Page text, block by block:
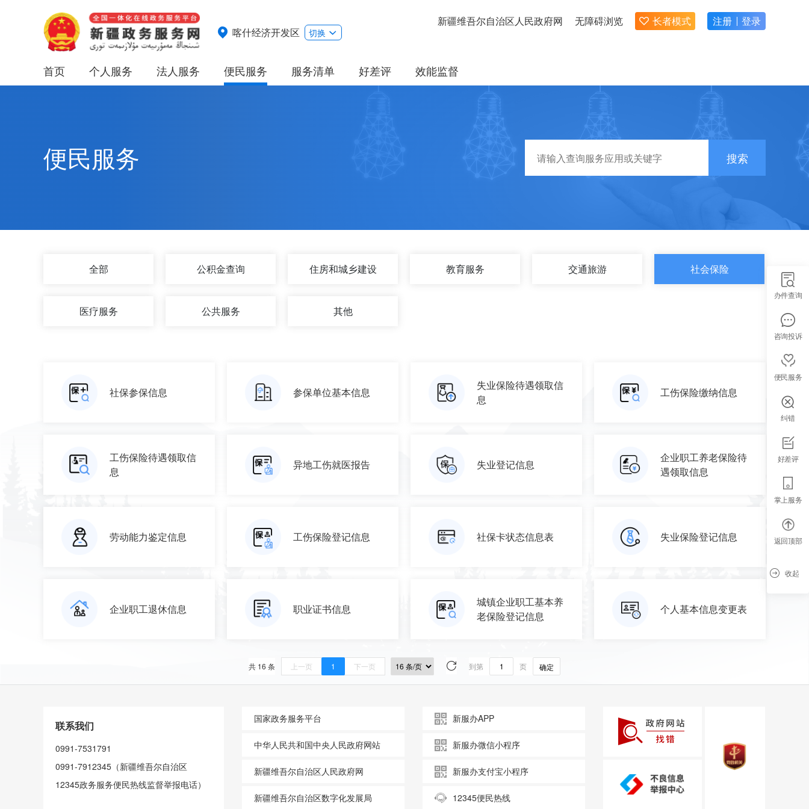
喀什经济开发区 切换
新疆维吾尔自治区人民政府网 无障碍浏览 长者模式 注册 登录
首页 个人服务 法人服务 便民服务 服务清单 好差评 效能监督
便民服务 搜索
全部 公积金查询 住房和城乡建设 教育服务 交通旅游 社会保险
医疗服务 公共服务 其他
社保参保信息 参保单位基本信息
失业保险待遇领取信
息
工伤保险缴纳信息
工伤保险待遇领取信
息
异地工伤就医报告 失业登记信息
企业职工养老保险待
遇领取信息
劳动能力鉴定信息 工伤保险登记信息 社保卡状态信息表 失业保险登记信息
企业职工退休信息 职业证书信息
城镇企业职工基本养
老保险登记信息
个人基本信息变更表
共 16 条 上一页 1 下一页 到第 页 确定
联系我们
0991-7531791
0991-7912345（新疆维吾尔自治区
12345政务服务便民热线监督举报电话）
国家政务服务平台
中华人民共和国中央人民政府网站
新疆维吾尔自治区人民政府网
新疆维吾尔自治区数字化发展局
新服办APP
新服办微信小程序
新服办支付宝小程序
12345便民热线
办件查询
咨询投诉
便民服务
纠错
好差评
掌上服务
返回顶部
收起